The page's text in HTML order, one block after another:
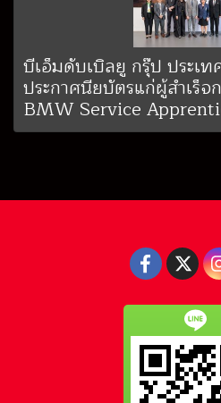
บีเอ็มดับเบิลยู กรุ๊ป ประเ
ประกาศนียบัตรแก่ผู้สำเร็จ
BMW Service